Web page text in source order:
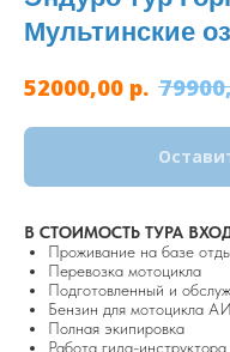
Мультинские
52000,00 р.
В СТОИМОСТЬ ТУРА
Проживание на базе
Перевозка мотоцикла
Подготовленный и
Бензин для мотоцикла
Полная экипировка
Работа гида-инструктора